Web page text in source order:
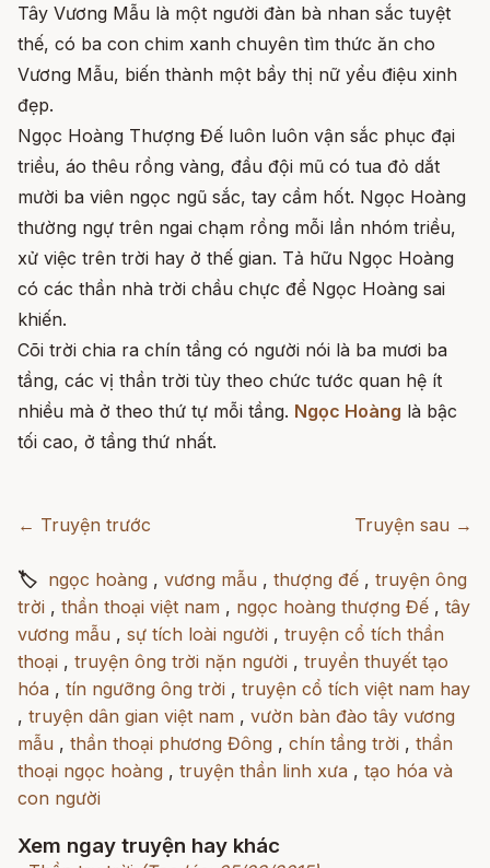
Tây Vương Mẫu là một người đàn bà nhan sắc tuyệt
thế, có ba con chim xanh chuyên tìm thức ăn cho
Vương Mẫu, biến thành một bầy thị nữ yểu điệu xinh
đẹp.
Ngọc Hoàng Thượng Đế luôn luôn vận sắc phục đại
triều, áo thêu rồng vàng, đầu đội mũ có tua đỏ dắt
mười ba viên ngọc ngũ sắc, tay cầm hốt. Ngọc Hoàng
thường ngự trên ngai chạm rồng mỗi lần nhóm triều,
xử việc trên trời hay ở thế gian. Tả hữu Ngọc Hoàng
có các thần nhà trời chầu chực để Ngọc Hoàng sai
khiến.
Cõi trời chia ra chín tầng có người nói là ba mươi ba
tầng, các vị thần trời tùy theo chức tước quan hệ ít
nhiều mà ở theo thứ tự mỗi tầng. Ngọc Hoàng là bậc
tối cao, ở tầng thứ nhất.
← Truyện trước Truyện sau →
🏷 ngọc hoàng , vương mẫu , thượng đế , truyện ông
trời , thần thoại việt nam , ngọc hoàng thượng Đế , tây
vương mẫu , sự tích loài người , truyện cổ tích thần
thoại , truyện ông trời nặn người , truyền thuyết tạo
hóa , tín ngưỡng ông trời , truyện cổ tích việt nam hay
, truyện dân gian việt nam , vườn bàn đào tây vương
mẫu , thần thoại phương Đông , chín tầng trời , thần
thoại ngọc hoàng , truyện thần linh xưa , tạo hóa và
con người
Xem ngay truyện hay khác